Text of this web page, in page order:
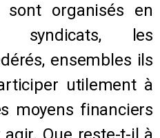
sont organisés en
syndicats, les
ensembles ils
utilement à
moyens financiers